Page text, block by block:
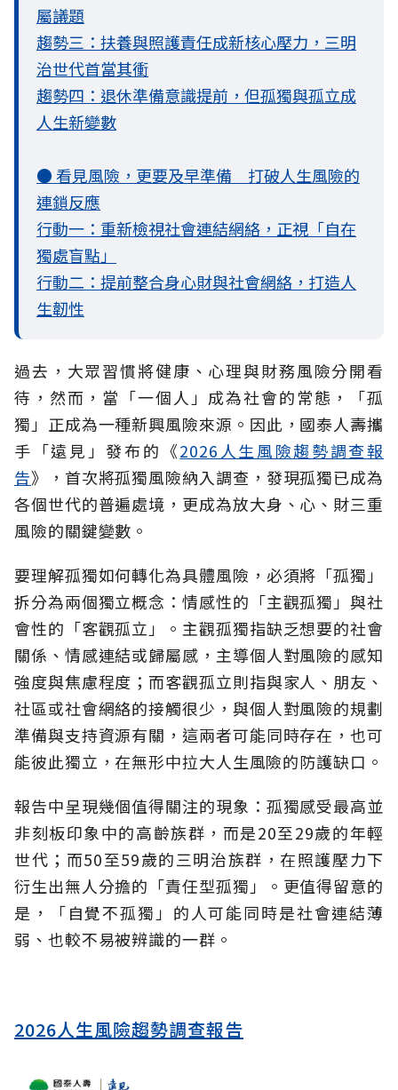
屬議題
趨勢三：扶養與照護責任成新核心壓力，三明
治世代首當其衝
趨勢四：退休準備意識提前，但孤獨與孤立成
人生新變數
● 看見風險，更要及早準備 打破人生風險的
連鎖反應
行動一：重新檢視社會連結網絡，正視「自在
獨處盲點」
行動二：提前整合身心財與社會網絡，打造人
生韌性
過去，大眾習慣將健康、心理與財務風險分開看
待，然而，當「一個人」成為社會的常態，「孤
獨」正成為一種新興風險來源。因此，國泰人壽攜
手「遠見」發布的《2026人生風險趨勢調查報
告》，首次將孤獨風險納入調查，發現孤獨已成為
各個世代的普遍處境，更成為放大身、心、財三重
風險的關鍵變數。
要理解孤獨如何轉化為具體風險，必須將「孤獨」
拆分為兩個獨立概念：情感性的「主觀孤獨」與社
會性的「客觀孤立」。主觀孤獨指缺乏想要的社會
關係、情感連結或歸屬感，主導個人對風險的感知
強度與焦慮程度；而客觀孤立則指與家人、朋友、
社區或社會網絡的接觸很少，與個人對風險的規劃
準備與支持資源有關，這兩者可能同時存在，也可
能彼此獨立，在無形中拉大人生風險的防護缺口。
報告中呈現幾個值得關注的現象：孤獨感受最高並
非刻板印象中的高齡族群，而是20至29歲的年輕
世代；而50至59歲的三明治族群，在照護壓力下
衍生出無人分擔的「責任型孤獨」。更值得留意的
是，「自覺不孤獨」的人可能同時是社會連結薄
弱、也較不易被辨識的一群。
2026人生風險趨勢調查報告